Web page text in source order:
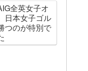
全英女子オ
日本女子ゴル
つのが特別で